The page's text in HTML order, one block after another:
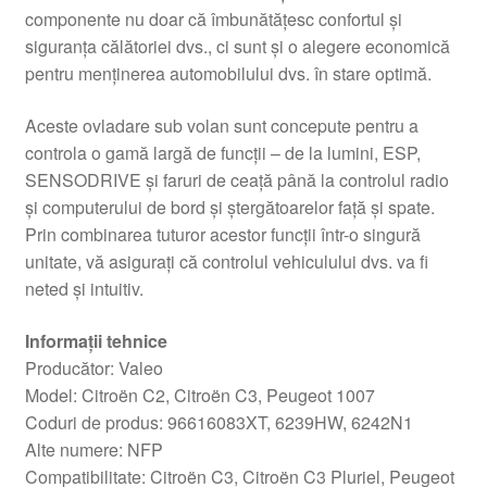
componente nu doar că îmbunătățesc confortul și
siguranța călătoriei dvs., ci sunt și o alegere economică
pentru menținerea automobilului dvs. în stare optimă.
Aceste ovladare sub volan sunt concepute pentru a
controla o gamă largă de funcții – de la lumini, ESP,
SENSODRIVE și faruri de ceață până la controlul radio
și computerului de bord și ștergătoarelor față și spate.
Prin combinarea tuturor acestor funcții într-o singură
unitate, vă asigurați că controlul vehiculului dvs. va fi
neted și intuitiv.
Informații tehnice
Producător: Valeo
Model: Citroën C2, Citroën C3, Peugeot 1007
Coduri de produs: 96616083XT, 6239HW, 6242N1
Alte numere: NFP
Compatibilitate: Citroën C3, Citroën C3 Pluriel, Peugeot